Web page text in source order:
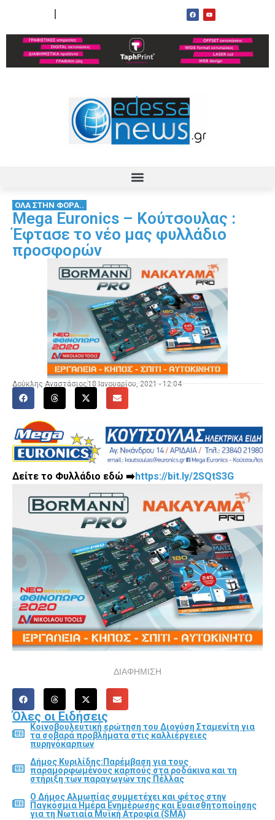
ΟΛΑ ΣΤΗΝ ΦΟΡΑ..
Mega Euronics – Κούτσουλας :
Έφτασε το νέο μας φυλλάδιο
προσφορών
Δούκλης Αναστάσιος 18 Ιανουαρίου, 2021 - 12:04
Δείτε το Φυλλάδιο εδώ ➡https://bit.ly/2SQtS3G
ΔΙΑΦΗΜΙΣΗ
Όλες οι Ειδήσεις
Κοινοβουλευτική ερώτηση του Διονύση Σταμενίτη για
τα σοβαρά προβλήματα στις καλλιέργειες
πυρηνόκαρπων
Δήμος Κυριλίδης:Παρέμβαση για τους
παραμορφωμένους καρπούς στα ροδάκινα και τη
στήριξη των παραγωγών της Πέλλας
Ο Δήμος Αλμωπίας συμμετέχει και φέτος στην
Παγκόσμια Ημέρα Ενημέρωσης και Ευαισθητοποίησης
για τη Νωτιαία Μυϊκή Ατροφία (SMA)